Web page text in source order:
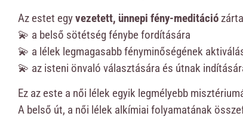
Az estet egyvezetett, ünnepi fény-meditáció
💫 a belső sötétség fénybe fordítására
💫 a lélek legmagasabb fényminőségének
💫 az isteni önvaló választására és útnak
Ez az este a női lélek egyik legmélyebb
A belső út, a női lélek alkímiai folyamatának